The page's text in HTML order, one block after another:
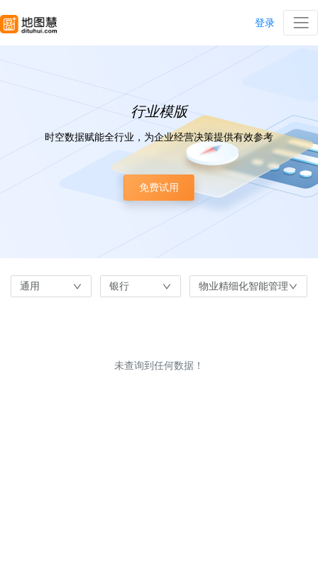
登录
行业模版
时空数据赋能全行业，为企业经营决策提供有效参考
免费试用
通用 银行 物业精细化智能管理
未查询到任何数据！